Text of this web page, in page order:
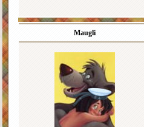
Maugli